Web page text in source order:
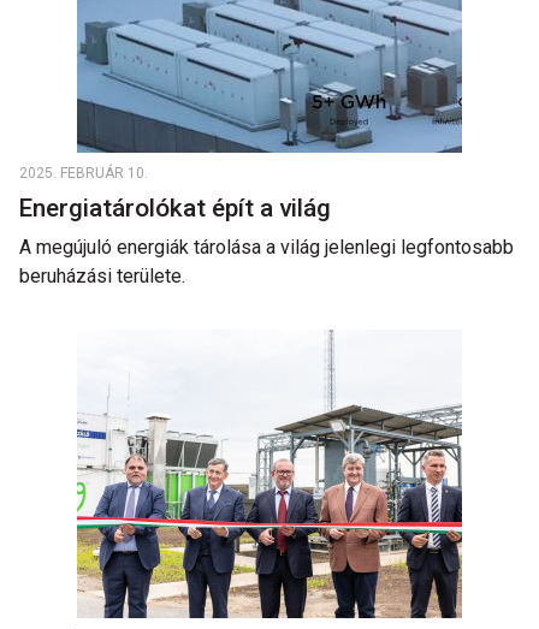
2025. FEBRUÁR 10.
Energiatárolókat épít a világ
A megújuló energiák tárolása a világ jelenlegi legfontosabb
beruházási területe.